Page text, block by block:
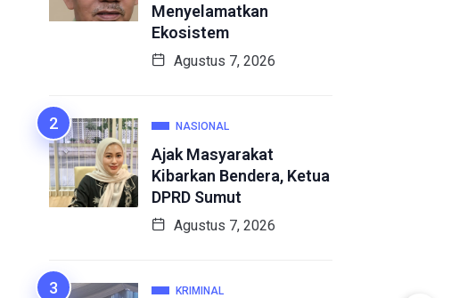
Menyelamatkan
Ekosistem
Agustus 7, 2026
NASIONAL
Ajak Masyarakat
Kibarkan Bendera, Ketua
DPRD Sumut
Agustus 7, 2026
KRIMINAL